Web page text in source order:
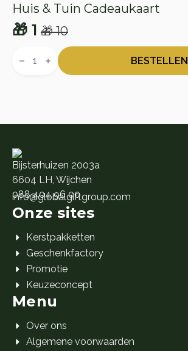
Huis & Tuin Cadeaukaart
🎁10
Oorspronkelijke
prijs
🎁 1
Huidige
prijs
BESTELLEN
Bijsterhuizen 2003a
6604 LH, Wijchen
088 404 96 00
info@globalgiftgroup.com
Onze sites
Kerstpakketten
Geschenkfactory
Promotie
Keuzeconcept
Menu
Over ons
Algemene voorwaarden